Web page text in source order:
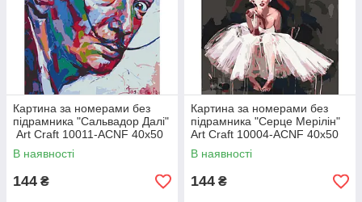
Картина за номерами без
підрамника "Сальвадор Далі"
Art Craft 10011-ACNF 40х50
см
В наявності
144 ₴
Картина за номерами без
підрамника "Серце Мерілін"
Art Craft 10004-ACNF 40х50
см
В наявності
144 ₴